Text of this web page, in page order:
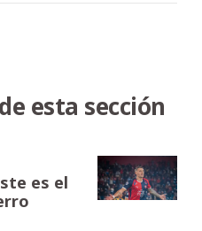
esta sección
es el